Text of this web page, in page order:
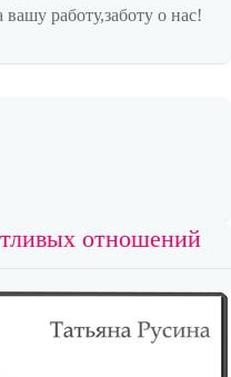
работу,заботу о нас!
отношений